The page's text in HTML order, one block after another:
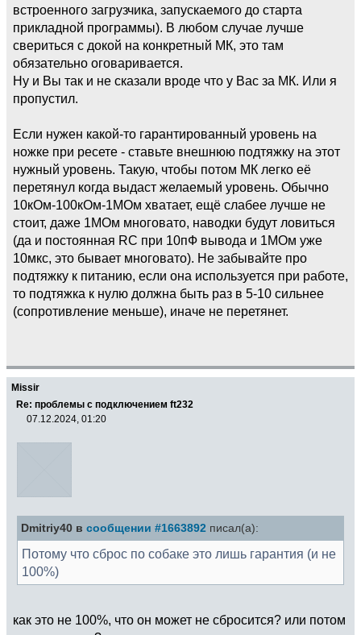
встроенного загрузчика, запускаемого до старта
прикладной программы). В любом случае лучше
свериться с докой на конкретный МК, это там
обязательно оговаривается.
Ну и Вы так и не сказали вроде что у Вас за МК. Или я
пропустил.
Если нужен какой-то гарантированный уровень на
ножке при ресете - ставьте внешнюю подтяжку на этот
нужный уровень. Такую, чтобы потом МК легко её
перетянул когда выдаст желаемый уровень. Обычно
10кОм-100кОм-1МОм хватает, ещё слабее лучше не
стоит, даже 1МОм многовато, наводки будут ловиться
(да и постоянная RC при 10пФ вывода и 1МОм уже
10мкс, это бывает многовато). Не забывайте про
подтяжку к питанию, если она используется при работе,
то подтяжка к нулю должна быть раз в 5-10 сильнее
(сопротивление меньше), иначе не перетянет.
Missir
Re: проблемы с подключением ft232
07.12.2024, 01:20
Dmitriy40 в сообщении #1663892 писал(а):
Потому что сброс по собаке это лишь гарантия (и не
100%)
как это не 100%, что он может не сбросится? или потом